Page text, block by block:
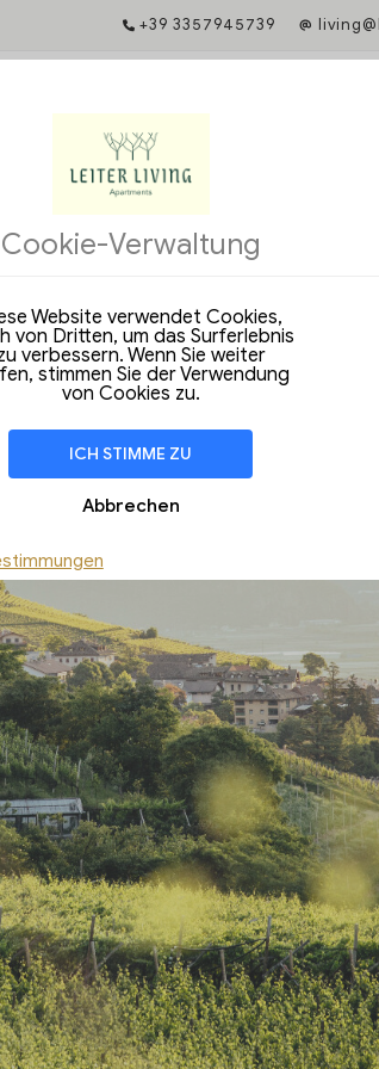
+39 3357945739
zu exklusiven Dienstleistungen und
und exklusive Vorteile bei einer Buchung
Cookie-Verwaltung
Website verwendet Cookies,
von Dritten, um das Surferlebnis
verbessern. Wenn Sie weiter
stimmen Sie der Verwendung
von Cookies zu.
ICH STIMME ZU
Abbrechen